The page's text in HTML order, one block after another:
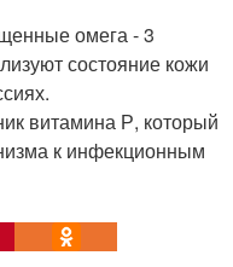
омега - 3
состояние кожи
витамина Р, который
к инфекционным